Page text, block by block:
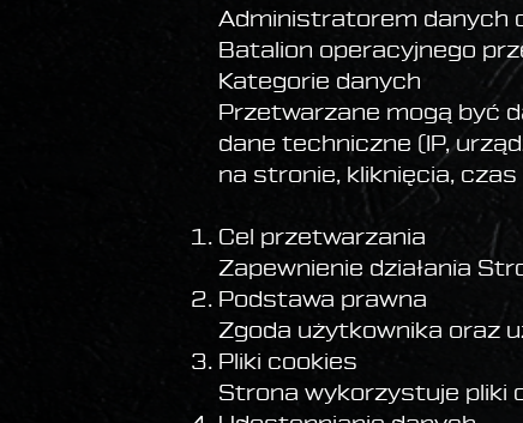
Administratorem danych
Batalion operacyjnego
Kategorie danych
Przetwarzane mogą być
dane techniczne (IP,
na stronie, kliknięcia, czas
Cel przetwarzania
Zapewnienie działania
Podstawa prawna
Zgoda użytkownika oraz
Pliki cookies
Strona wykorzystuje pliki